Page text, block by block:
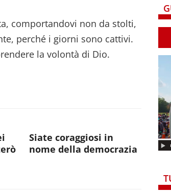
comportandovi non da stolti,
perché i giorni sono cattivi.
la volontà di Dio.
Siate coraggiosi in
nome della democrazia